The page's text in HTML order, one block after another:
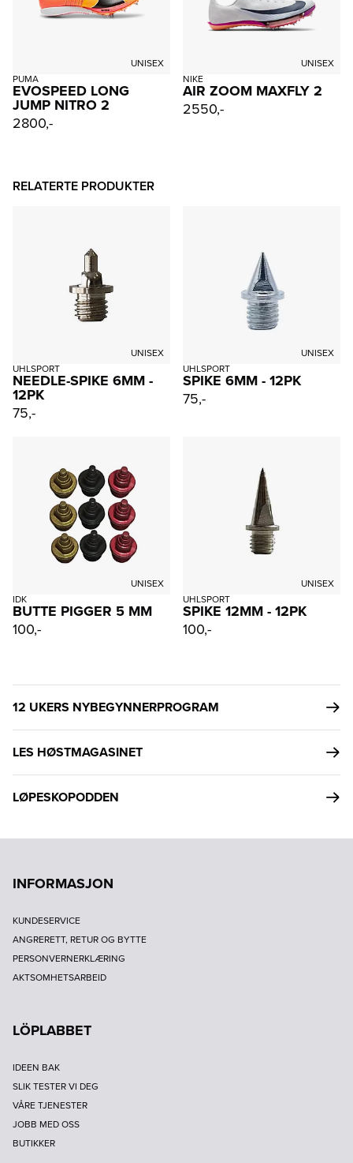
UNISEX
PUMA
EVOSPEED LONG
JUMP NITRO 2
2800,-
UNISEX
NIKE
AIR ZOOM MAXFLY 2
2550,-
RELATERTE PRODUKTER
UNISEX
UHLSPORT
NEEDLE-SPIKE 6MM -
12PK
75,-
UNISEX
UHLSPORT
SPIKE 6MM - 12PK
75,-
UNISEX
IDK
BUTTE PIGGER 5 MM
100,-
UNISEX
UHLSPORT
SPIKE 12MM - 12PK
100,-
12 UKERS NYBEGYNNERPROGRAM
LES HØSTMAGASINET
LØPESKOPODDEN
INFORMASJON
KUNDESERVICE
ANGRERETT, RETUR OG BYTTE
PERSONVERNERKLÆRING
AKTSOMHETSARBEID
LÖPLABBET
IDEEN BAK
SLIK TESTER VI DEG
VÅRE TJENESTER
JOBB MED OSS
BUTIKKER